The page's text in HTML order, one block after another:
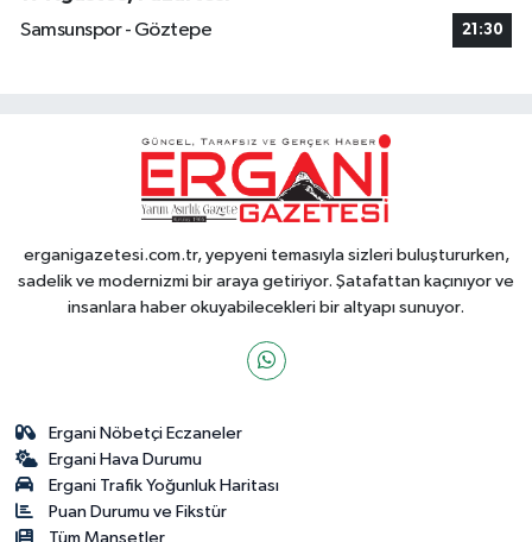
Samsunspor - Göztepe
21:30
erganigazetesi.com.tr, yepyeni temasıyla sizleri buluştururken,
sadelik ve modernizmi bir araya getiriyor. Şatafattan kaçınıyor ve
insanlara haber okuyabilecekleri bir altyapı sunuyor.
Ergani Nöbetçi Eczaneler
Ergani Hava Durumu
Ergani Trafik Yoğunluk Haritası
Puan Durumu ve Fikstür
Tüm Manşetler